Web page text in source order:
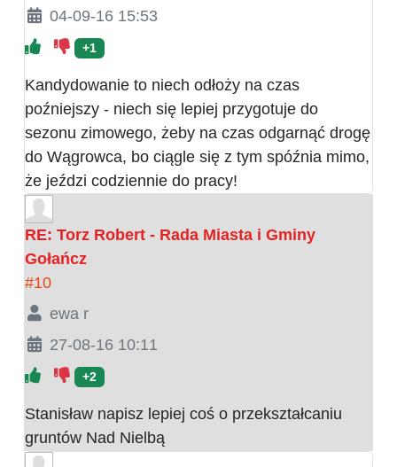
04-09-16 15:53
+1
Kandydowanie to niech odłoży na czas
poźniejszy - niech się lepiej przygotuje do
sezonu zimowego, żeby na czas odgarnąć drogę
do Wągrowca, bo ciągle się z tym spóźnia mimo,
że jeździ codziennie do pracy!
RE: Torz Robert - Rada Miasta i Gminy
Gołańcz
#10
ewa r
27-08-16 10:11
+2
Stanisław napisz lepiej coś o przekształcaniu
gruntów Nad Nielbą